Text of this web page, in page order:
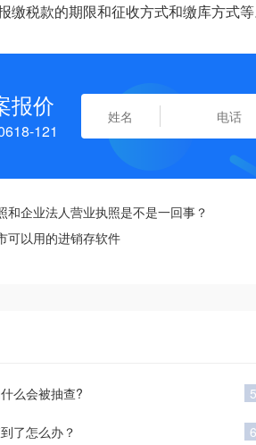
缴税款的期限和征收方式和缴库方式
报价
121
和企业法人营业执照是不是一回事？
可以用的进销存软件
么会被抽查?
了怎么办？
5
6